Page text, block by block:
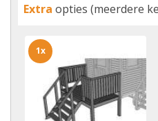
Extra opties (meerdere
1x